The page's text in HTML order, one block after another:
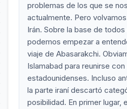
problemas de los que se
actualmente. Pero
Irán. Sobre la base de
podemos empezar a
viaje de Abasarakchi.
Islamabad para reunirse con
estadounidenses. Incluso
la parte iraní descartó
posibilidad. En primer lugar,